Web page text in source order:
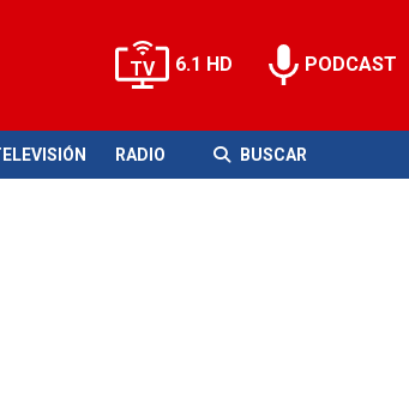
6.1 HD PODCAST
RADIO BUSCAR